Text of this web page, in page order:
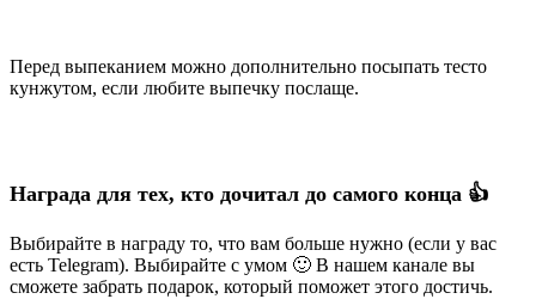
Перед выпеканием можно дополнительно посыпать тесто
кунжутом, если любите выпечку послаще.
Награда для тех, кто дочитал до самого конца 👍
Выбирайте в награду то, что вам больше нужно (если у вас
есть Telegram). Выбирайте с умом 🙂 В нашем канале вы
сможете забрать подарок, который поможет этого достичь.